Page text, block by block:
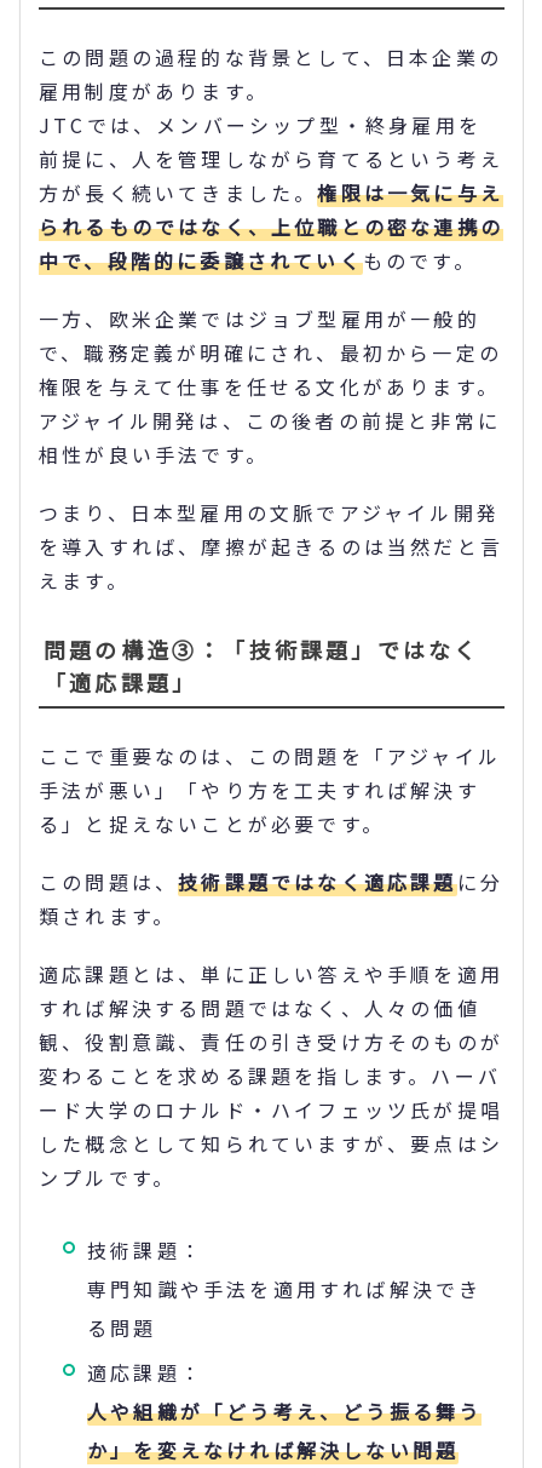
この問題の過程的な背景として、日本企業の
雇用制度があります。
JTCでは、メンバーシップ型・終身雇用を
前提に、人を管理しながら育てるという考え
方が長く続いてきました。権限は一気に与え
られるものではなく、上位職との密な連携の
中で、段階的に委譲されていくものです。
一方、欧米企業ではジョブ型雇用が一般的
で、職務定義が明確にされ、最初から一定の
権限を与えて仕事を任せる文化があります。
アジャイル開発は、この後者の前提と非常に
相性が良い手法です。
つまり、日本型雇用の文脈でアジャイル開発
を導入すれば、摩擦が起きるのは当然だと言
えます。
問題の構造③：「技術課題」ではなく
「適応課題」
ここで重要なのは、この問題を「アジャイル
手法が悪い」「やり方を工夫すれば解決す
る」と捉えないことが必要です。
この問題は、技術課題ではなく適応課題に分
類されます。
適応課題とは、単に正しい答えや手順を適用
すれば解決する問題ではなく、人々の価値
観、役割意識、責任の引き受け方そのものが
変わることを求める課題を指します。ハーバ
ード大学のロナルド・ハイフェッツ氏が提唱
した概念として知られていますが、要点はシ
ンプルです。
技術課題：
専門知識や手法を適用すれば解決でき
る問題
適応課題：
人や組織が「どう考え、どう振る舞う
か」を変えなければ解決しない問題